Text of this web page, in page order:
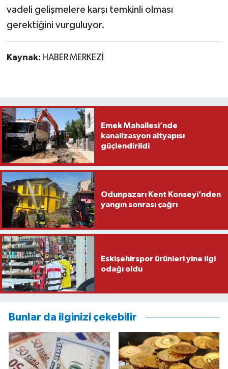
vadeli gelişmelere karşı temkinli olması
gerektiğini vurguluyor.
Kaynak: HABER MERKEZİ
Emek Mahallesi’nde
kanalizasyon altyapısı
güçlendirildi
Odunpazarı Kent Konseyi’nden
yangın sonrası çağrı
Eskişehirspor ürünleri yine ilgi
odağı oldu
Bunlar da ilginizi çekebilir